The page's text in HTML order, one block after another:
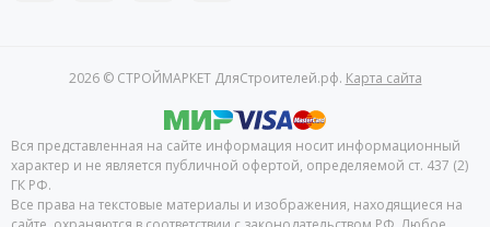
2026 © СТРОЙМАРКЕТ ДляСтроителей.рф. Карта сайта
Вся представленная на сайте информация носит информационный
характер и не является публичной офертой, определяемой ст. 437 (2)
ГК РФ.
Все права на текстовые материалы и изображения, находящиеся на